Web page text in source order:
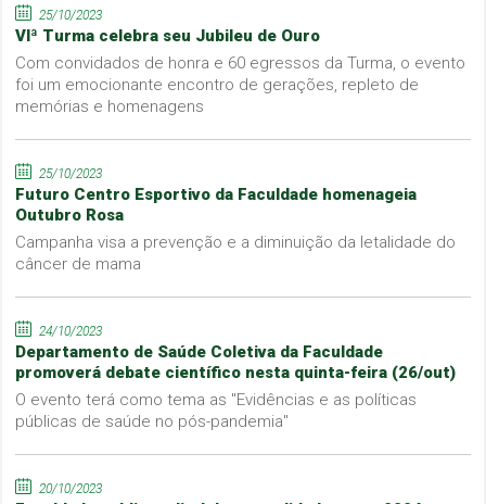
25/10/2023
VIª Turma celebra seu Jubileu de Ouro
Com convidados de honra e 60 egressos da Turma, o evento
foi um emocionante encontro de gerações, repleto de
memórias e homenagens
25/10/2023
Futuro Centro Esportivo da Faculdade homenageia
Outubro Rosa
Campanha visa a prevenção e a diminuição da letalidade do
câncer de mama
24/10/2023
Departamento de Saúde Coletiva da Faculdade
promoverá debate científico nesta quinta-feira (26/out)
O evento terá como tema as "Evidências e as políticas
públicas de saúde no pós-pandemia"
20/10/2023